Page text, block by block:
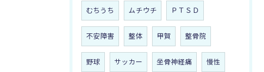
むちうち ムチウチ ＰＴＳＤ
不安障害 整体 甲賀 整骨院
野球 サッカー 坐骨神経痛 慢性